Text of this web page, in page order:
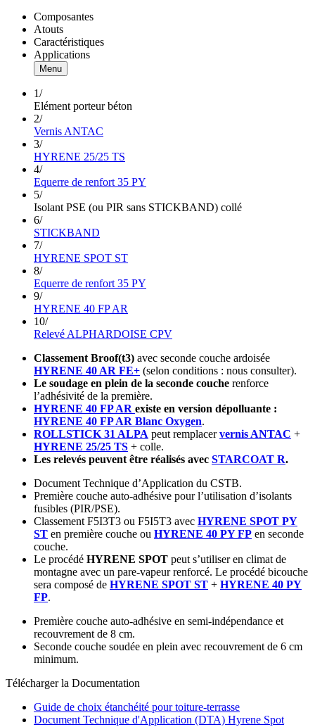
Composantes
Atouts
Caractéristiques
Applications
Menu
1/
Elément porteur béton
2/
Vernis ANTAC
3/
HYRENE 25/25 TS
4/
Equerre de renfort 35 PY
5/
Isolant PSE (ou PIR sans STICKBAND) collé
6/
STICKBAND
7/
HYRENE SPOT ST
8/
Equerre de renfort 35 PY
9/
HYRENE 40 FP AR
10/
Relevé ALPHARDOISE CPV
Classement Broof(t3) avec seconde couche ardoisée
HYRENE 40 AR FE+ (selon conditions : nous consulter).
Le soudage en plein de la seconde couche renforce
l’adhésivité de la première.
HYRENE 40 FP AR existe en version dépolluante :
HYRENE 40 FP AR Blanc Oxygen.
ROLLSTICK 31 ALPA peut remplacervernis ANTAC +
HYRENE 25/25 TS + colle.
Les relevés peuvent être réalisés avec STARCOAT R.
Document Technique d’Application du CSTB.
Première couche auto-adhésive pour l’utilisation d’isolants
fusibles (PIR/PSE).
Classement F5I3T3 ou F5I5T3 avec HYRENE SPOT PY
ST en première couche ou HYRENE 40 PY FP en seconde
couche.
Le procédé HYRENE SPOT peut s’utiliser en climat de
montagne avec un pare-vapeur renforcé. Le procédé bicouche
sera composé de HYRENE SPOT ST + HYRENE 40 PY
FP.
Première couche auto-adhésive en semi-indépendance et
recouvrement de 8 cm.
Seconde couche soudée en plein avec recouvrement de 6 cm
minimum.
Télécharger la Documentation
Guide de choix étanchéité pour toiture-terrasse
Document Technique d'Application (DTA) Hyrene Spot